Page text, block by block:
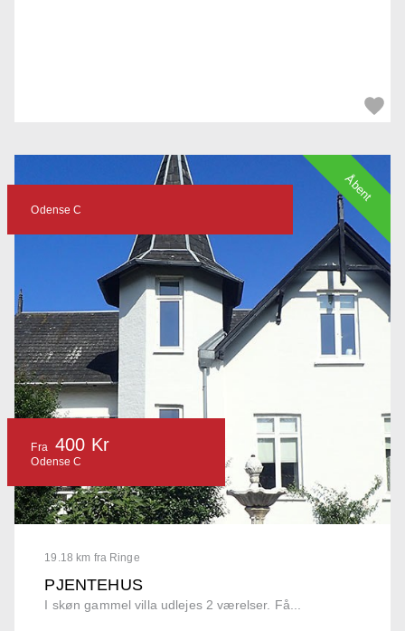
19.18 km fra Ringe
PJENTEHUS
I skøn gammel villa udlejes 2 værelser. Få...
Odense C
Fra 400 Kr
Odense C
Åbent